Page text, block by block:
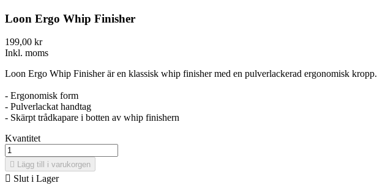
Loon Ergo Whip Finisher
199,00 kr
Inkl. moms
Loon Ergo Whip Finisher är en klassisk whip finisher med en pulverlackerad ergonomisk kropp.
- Ergonomisk form
- Pulverlackat handtag
- Skärpt trådkapare i botten av whip finishern
Kvantitet
 Lägg till i varukorgen
 Slut i Lager